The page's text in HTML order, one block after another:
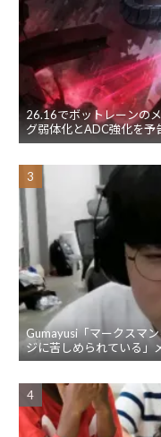
26.16でボットレーンの
グ弱体化とADC強化を予
Gumayusi「マークスマ
ジに苦しめられている」